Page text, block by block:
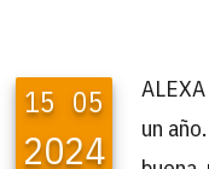
15 05
2024
un